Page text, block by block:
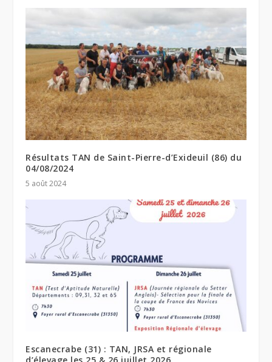
Résultats TAN de Saint-Pierre-d’Exideuil (86) du
04/08/2024
5 août 2024
Escanecrabe (31) : TAN, JRSA et régionale